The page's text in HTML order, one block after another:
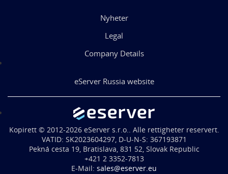
Nyheter
Legal
Company Details
eServer Russia website
Kopirett © 2012-2026 eServer s.r.o.. Alle rettigheter reservert.
VATID: SK2023604297, D-U-N-S: 367193871
Pekná cesta 19, Bratislava, 831 52, Slovak Republic
+421 2 3352-7813
E-Mail: sales@eserver.eu